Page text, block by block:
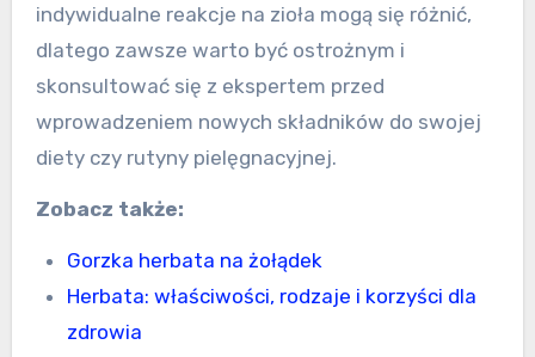
indywidualne reakcje na zioła mogą się różnić,
dlatego zawsze warto być ostrożnym i
skonsultować się z ekspertem przed
wprowadzeniem nowych składników do swojej
diety czy rutyny pielęgnacyjnej.
Zobacz także:
Gorzka herbata na żołądek
Herbata: właściwości, rodzaje i korzyści dla
zdrowia